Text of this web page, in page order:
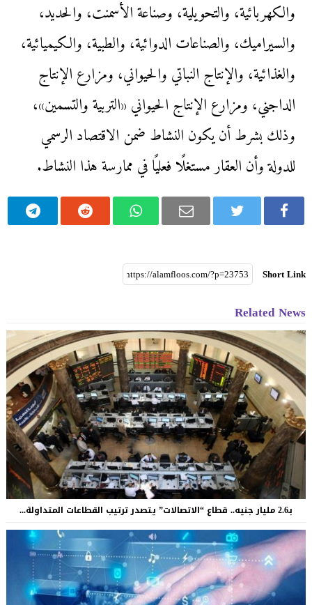
والكهربائية، والتحويلية، وصناعة الأسمنت، والحديد،
والسيراميك، والصناعات الدوائية، والطبية، والكيميائية،
والغذائية، والإنتاج النباتي والحيواني، ومزارع الإنتاج
الداجني، ومزارع الإنتاج الحيواني «التربية والتسمين»،
وذلك بشرط أن يكون النشاط ضمن الاقتصاد الرسمي
للدولة وأن العقار مستغلًا فعليًا في ممارسة هذا النشاط.
Short Link
Related News